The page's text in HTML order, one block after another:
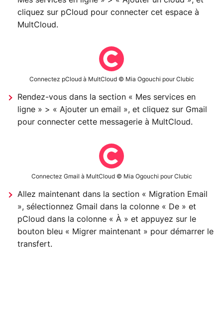
cliquez sur pCloud pour connecter cet espace à
MultCloud.
Connectez pCloud à MultCloud © Mia Ogouchi pour Clubic
Rendez-vous dans la section « Mes services en
ligne » > « Ajouter un email », et cliquez sur Gmail
pour connecter cette messagerie à MultCloud.
Connectez Gmail à MultCloud © Mia Ogouchi pour Clubic
Allez maintenant dans la section « Migration Email
», sélectionnez Gmail dans la colonne « De » et
pCloud dans la colonne « À » et appuyez sur le
bouton bleu « Migrer maintenant » pour démarrer le
transfert.